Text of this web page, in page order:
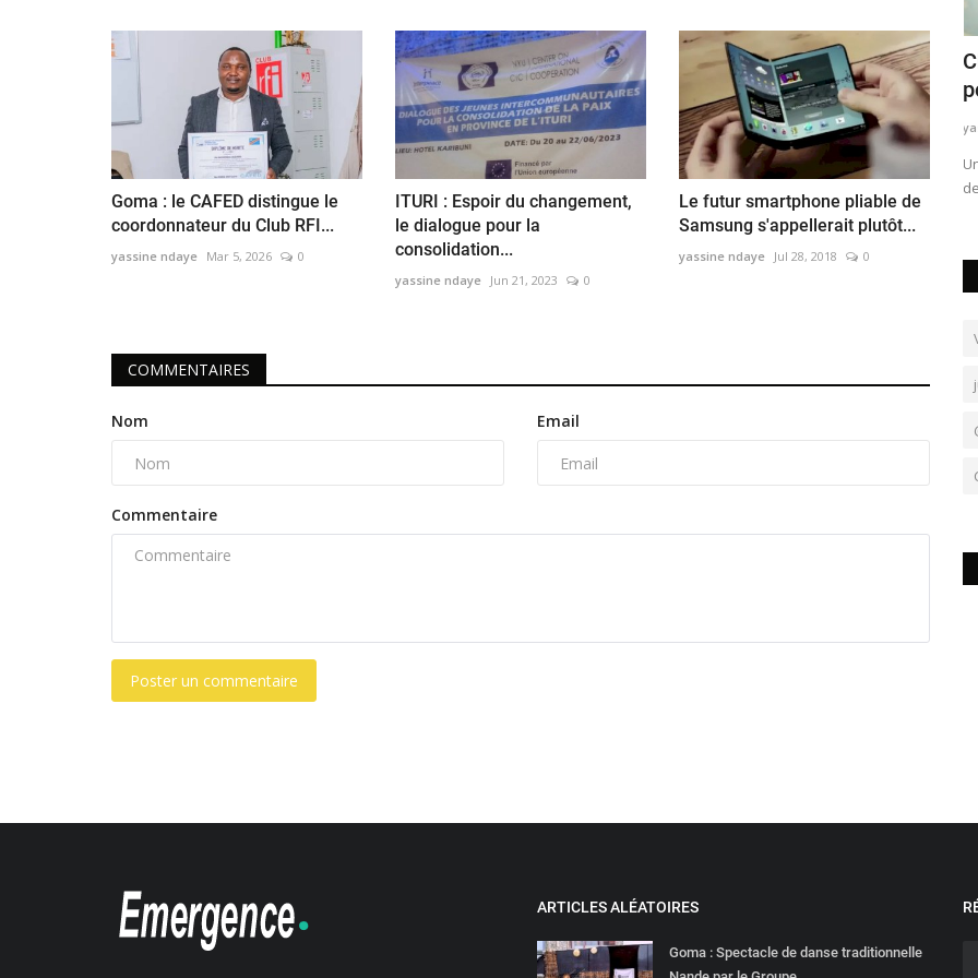
Goma : le CAFED distingue le
coordonnateur du Club RFI...
yassine ndaye Mar 5, 2026 0
ITURI : Espoir du changement,
le dialogue pour la
consolidation...
yassine ndaye Jun 21, 2023 0
Le futur smartphone pliable de
Samsung s'appellerait plutôt...
yassine ndaye Jul 28, 2018 0
COMMENTAIRES
Nom Email
Commentaire
Poster un commentaire
le nom du chef
Nord-kivu : en vacances parlementaires,
Adèle Bazizane...
Augustin Sadiki Jul 8, 2024
Interview : Fidèle Kitsa Tukinalwa, un
jeune journaliste...
yassine ndaye Jul 4, 2020 1
​​​​​​​Fidèle Kitsa est un jeune journaliste qui avance de mieux
ARTICLES ALÉATOIRES
Goma : Spectacle de danse traditionnelle